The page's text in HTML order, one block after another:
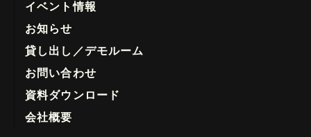
イベント情報
お知らせ
貸し出し／デモルーム
お問い合わせ
資料ダウンロード
会社概要